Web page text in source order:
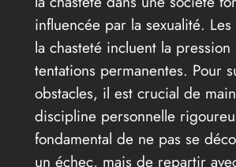
influencée par la sexualité.
la chasteté incluent la
tentations permanentes. Pour
obstacles, il est crucial de
discipline personnelle
fondamental de ne pas se
un échec, mais de repartir